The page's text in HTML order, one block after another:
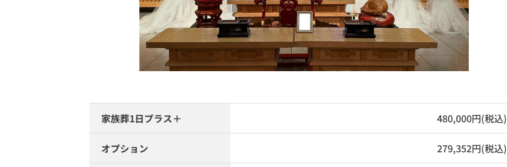
家族葬1日プラス＋ 480,000円(税込)
オプション 279,352円(税込)